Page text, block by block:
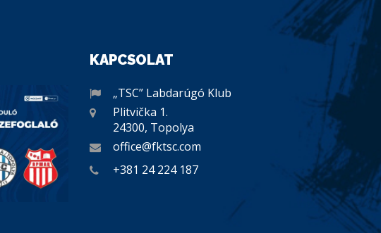
KAPCSOLAT
„TSC” Labdarúgó Klub
Plitvička 1.
24300, Topolya
office@fktsc.com
+381 24 224 187